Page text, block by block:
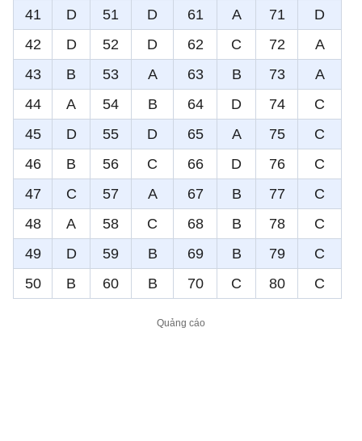
41
D 51 D 61 A 71
D
42
D 52 D 62 C 72
A
43
B 53 A 63 B 73
A
44
A 54 B 64 D 74
C
45
D 55 D 65 A 75
C
46
B 56 C 66 D 76
C
47
C 57 A 67 B 77
C
48
A 58 C 68 B 78
C
49
D 59 B 69 B 79
C
50
B 60 B 70 C 80 C